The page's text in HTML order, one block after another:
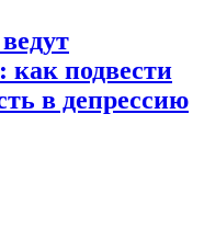
подвести
в депрессию